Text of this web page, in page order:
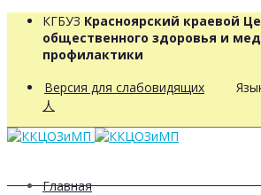
КГБУЗ Красноярский краевой
общественного здоровья и
профилактики
Версия для слабовидящих
人
Главная